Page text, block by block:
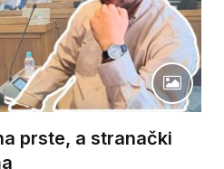
prste, a stranački